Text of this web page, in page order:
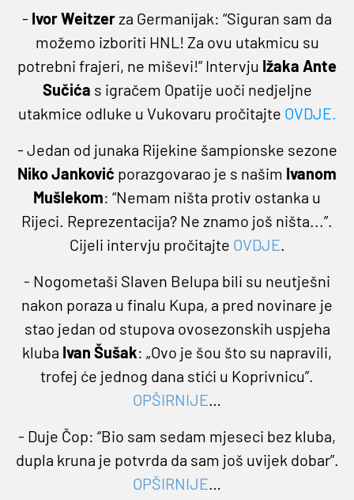
- Ivor Weitzerza Germanijak: “Siguran sam da
možemo izboriti HNL! Za ovu utakmicu su
potrebni frajeri, ne miševi!” Intervju Ižaka Ante
Sučića s igračem Opatije uoči nedjeljne
utakmice odluke u Vukovaru pročitajte OVDJE.
- Jedan od junaka Rijekine šampionske sezone
Niko Janković porazgovarao je s našim Ivanom
Mušlekom: “Nemam ništa protiv ostanka u
Rijeci. Reprezentacija? Ne znamo još ništa...”.
Cijeli intervju pročitajte OVDJE.
- Nogometaši Slaven Belupa bili su neutješni
nakon poraza u finalu Kupa, a pred novinare je
stao jedan od stupova ovosezonskih uspjeha
kluba Ivan Šušak: „Ovo je šou što su napravili,
trofej će jednog dana stići u Koprivnicu”.
OPŠIRNIJE…
- Duje Čop: “Bio sam sedam mjeseci bez kluba,
dupla kruna je potvrda da sam još uvijek dobar”.
OPŠIRNIJE…